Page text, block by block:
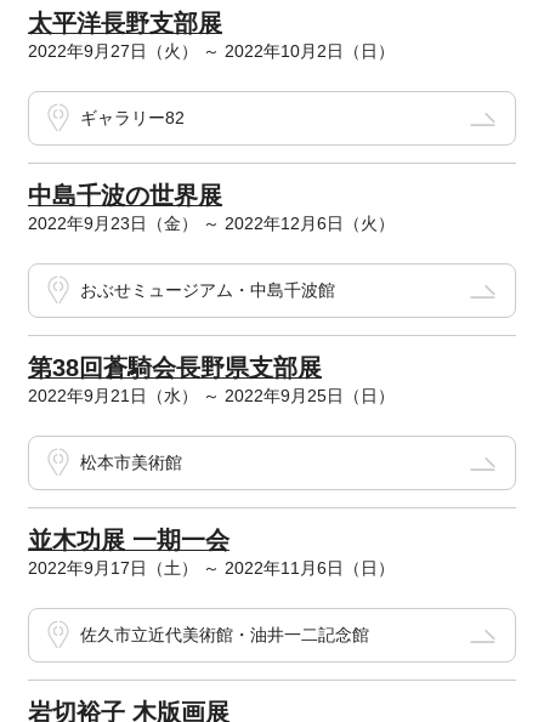
太平洋長野支部展
2022年9月27日（火） ～ 2022年10月2日（日）
ギャラリー82
中島千波の世界展
2022年9月23日（金） ～ 2022年12月6日（火）
おぶせミュージアム・中島千波館
第38回蒼騎会長野県支部展
2022年9月21日（水） ～ 2022年9月25日（日）
松本市美術館
並木功展 一期一会
2022年9月17日（土） ～ 2022年11月6日（日）
佐久市立近代美術館・油井一二記念館
岩切裕子 木版画展